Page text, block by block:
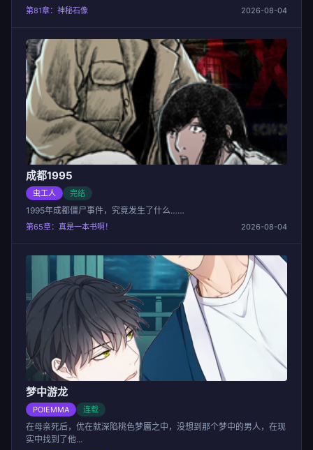
有自杀倾向的强势对手——佟娇，拥有僵尸“天劫”仿佛世间一颗定时炸
中，他们发现真正的对手在黑暗中渐渐苏醒……"
第81章：神秘石像 2026-08-04
成都1995
虫工人 完结
1995年成都僵尸事件，究竟发生了什么……
第65章：真是一本书啊！ 2026-08-04
梦中游龙
POIEMMA 连载
在母亲死后，优在就深陷桃色梦靥之中，没想到那个梦中的男人，在现
实中找到了他...